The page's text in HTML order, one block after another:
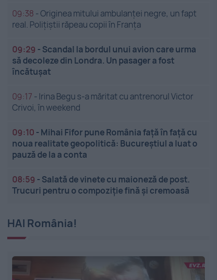
09:38 -Originea mitului ambulanței negre, un fapt
real. Polițiștii răpeau copii în Franța
09:29 - Scandal la bordul unui avion care urma
să decoleze din Londra. Un pasager a fost
încătușat
09:17 - Irina Begu s-a măritat cu antrenorul Victor
Crivoi, în weekend
09:10 - Mihai Fifor pune România față în față cu
noua realitate geopolitică: Bucureștiul a luat o
pauză de la a conta
08:59 - Salată de vinete cu maioneză de post.
Trucuri pentru o compoziție fină și cremoasă
HAI România!